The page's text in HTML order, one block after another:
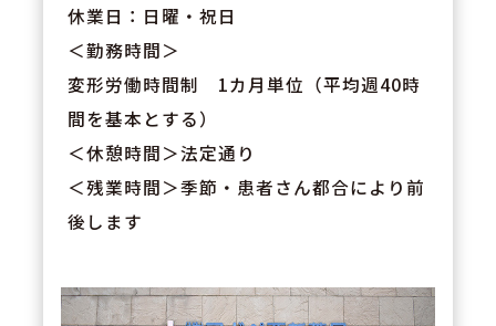
休業日：日曜・祝日
＜勤務時間＞
変形労働時間制 1カ月単位（平均週40時
間を基本とする）
＜休憩時間＞法定通り
＜残業時間＞季節・患者さん都合により前
後します